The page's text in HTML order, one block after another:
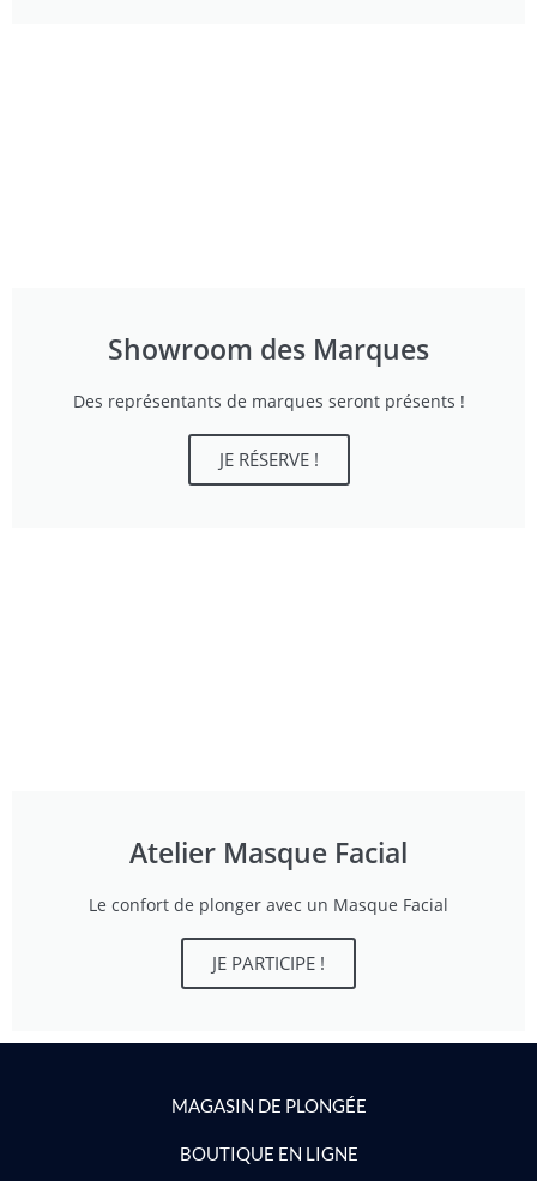
Showroom des Marques
Des représentants de marques seront présents !
JE RÉSERVE !
Atelier Masque Facial
Le confort de plonger avec un Masque Facial
JE PARTICIPE !
MAGASIN DE PLONGÉE
BOUTIQUE EN LIGNE